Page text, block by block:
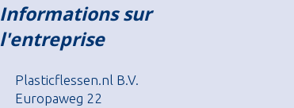
Informations sur
l'entreprise
Plasticflessen.nl B.V.
Europaweg 22